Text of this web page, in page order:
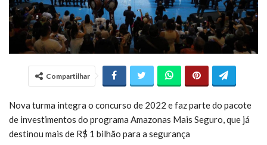
Compartilhar
Nova turma integra o concurso de 2022 e faz parte do pacote
de investimentos do programa Amazonas Mais Seguro, que já
destinou mais de R$ 1 bilhão para a segurança